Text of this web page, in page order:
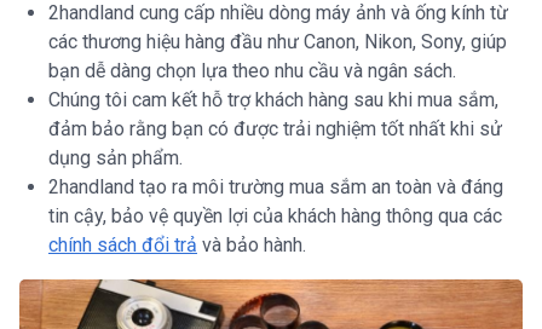
2handland cung cấp nhiều dòng máy ảnh và ống kính từ
các thương hiệu hàng đầu như Canon, Nikon, Sony, giúp
bạn dễ dàng chọn lựa theo nhu cầu và ngân sách.
Chúng tôi cam kết hỗ trợ khách hàng sau khi mua sắm,
đảm bảo rằng bạn có được trải nghiệm tốt nhất khi sử
dụng sản phẩm.
2handland tạo ra môi trường mua sắm an toàn và đáng
tin cậy, bảo vệ quyền lợi của khách hàng thông qua các
chính sách đổi trả và bảo hành.